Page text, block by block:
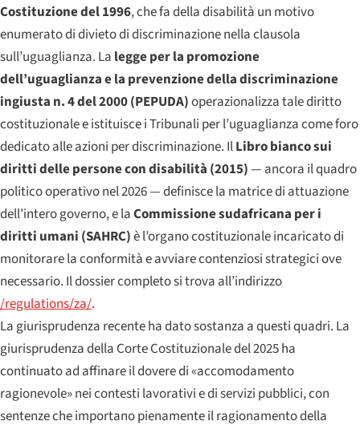
Costituzione del 1996, che fa della disabilità un motivo
enumerato di divieto di discriminazione nella clausola
sull’uguaglianza. La legge per la promozione
dell’uguaglianza e la prevenzione della discriminazione
ingiusta n. 4 del 2000 (PEPUDA)operazionalizza tale diritto
costituzionale e istituisce i Tribunali per l’uguaglianza come foro
dedicato alle azioni per discriminazione. IlLibro bianco sui
diritti delle persone con disabilità (2015)— ancora il quadro
politico operativo nel 2026 — definisce la matrice di attuazione
dell’intero governo, e laCommissione sudafricana per i
diritti umani (SAHRC)è l’organo costituzionale incaricato di
monitorare la conformità e avviare contenziosi strategici ove
necessario. Il dossier completo si trova all’indirizzo
/regulations/za/.
La giurisprudenza recente ha dato sostanza a questi quadri. La
giurisprudenza della Corte Costituzionale del 2025 ha
continuato ad affinare il dovere di «accomodamento
ragionevole» nei contesti lavorativi e di servizi pubblici, con
sentenze che importano pienamente il ragionamento della